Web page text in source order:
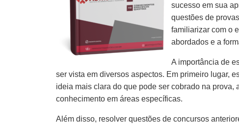
sucesso em sua
questões de
familiarizar com o
abordados e a
A importância de
ser vista em diversos aspectos. Em primeiro lugar,
ideia mais clara do que pode ser cobrado na
conhecimento em áreas específicas.
Além disso, resolver questões de concursos